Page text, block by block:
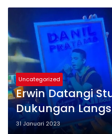
Uncategorized
Erwin Datangi
Dukungan
Josse
31 Januari 2023